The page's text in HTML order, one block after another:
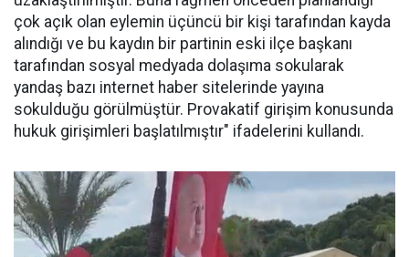
çok açık olan eylemin üçüncü bir kişi tarafından kayda
alındığı ve bu kaydın bir partinin eski ilçe başkanı
tarafından sosyal medyada dolaşıma sokularak
yandaş bazı internet haber sitelerinde yayına
sokulduğu görülmüştür. Provakatif girişim konusunda
hukuk girişimleri başlatılmıştır" ifadelerini kullandı.